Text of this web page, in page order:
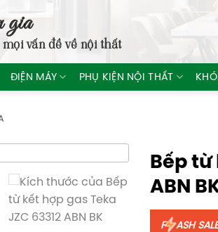
gia
vấn đề về nội thất
ĐIỆN MÁY PHỤ KIỆN NỘI THẤT
Bếp từ
ABN
F ASH SALE